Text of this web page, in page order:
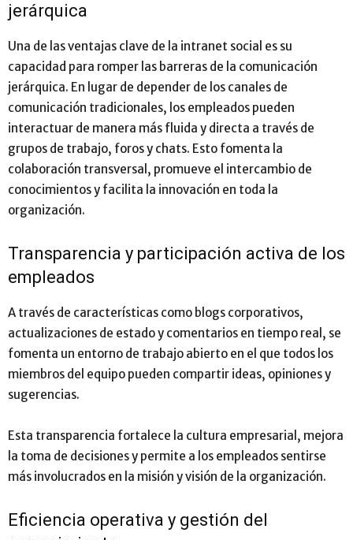
jerárquica
Una de las ventajas clave de la intranet social es su
capacidad para romper las barreras de la comunicación
jerárquica. En lugar de depender de los canales de
comunicación tradicionales, los empleados pueden
interactuar de manera más fluida y directa a través de
grupos de trabajo, foros y chats. Esto fomenta la
colaboración transversal, promueve el intercambio de
conocimientos y facilita la innovación en toda la
organización.
Transparencia y participación activa de los
empleados
A través de características como blogs corporativos,
actualizaciones de estado y comentarios en tiempo real, se
fomenta un entorno de trabajo abierto en el que todos los
miembros del equipo pueden compartir ideas, opiniones y
sugerencias.
Esta transparencia fortalece la cultura empresarial, mejora
la toma de decisiones y permite a los empleados sentirse
más involucrados en la misión y visión de la organización.
Eficiencia operativa y gestión del